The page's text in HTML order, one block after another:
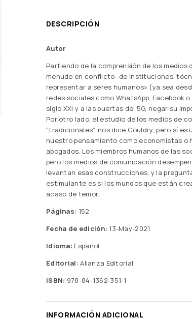
DESCRIPCIÓN
Autor
Partiendo de la comprensión de los
menudo en conflicto- de instituciones,
representar a seres humanos» (ya sea
redes sociales como WhatsApp, Facebook
siglo XXI y a las puertas del 5G, negar su
Por otro lado, el estudio de los medios de
“tradicionales”, nos dice Couldry, pero sí
nuestro pensamiento como economistas
abogados. Los miembros humanos de las
pero los medios de comunicación
levantan esas construcciones, y la
estimulante es si los mundos que están
acaso de temor.
Páginas: 152
Fecha de edición: 13-May-2021
Idioma: Español
Editorial: Alianza Editorial
ISBN: 978-84-1362-351-1
INFORMACIÓN ADICIONAL